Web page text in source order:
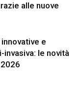
alle nuove
e
invasiva: le novità